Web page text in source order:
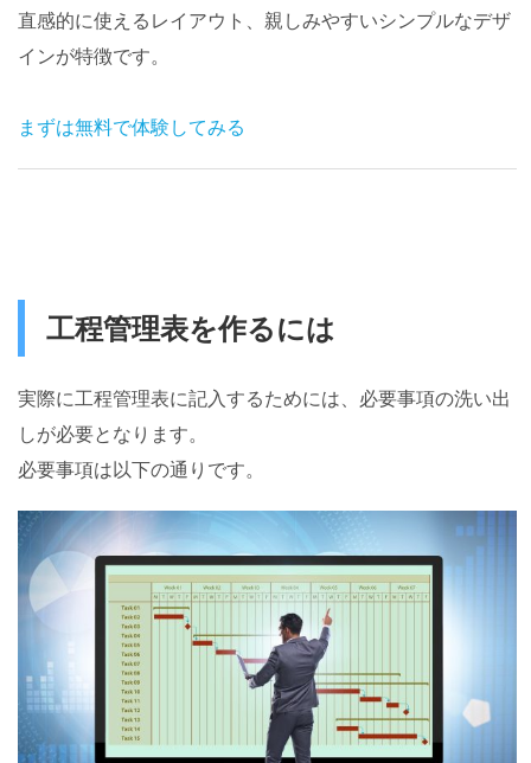
直感的に使えるレイアウト、親しみやすいシンプルなデザ
インが特徴です。
まずは無料で体験してみる
工程管理表を作るには
実際に工程管理表に記入するためには、必要事項の洗い出
しが必要となります。
必要事項は以下の通りです。